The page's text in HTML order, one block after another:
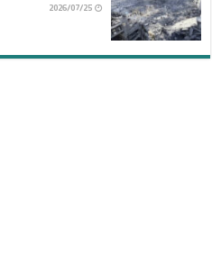
2026/07/25